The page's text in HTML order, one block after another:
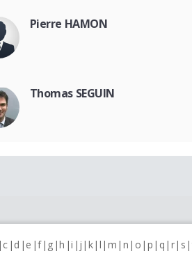
Pierre HAMON
Thomas SEGUIN
c d e f g h i j k l m n o p q r s